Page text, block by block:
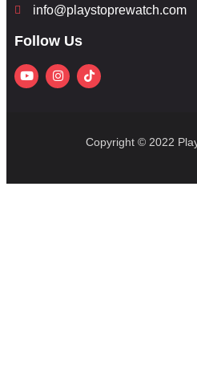
info@playstoprewatch.com
Follow Us
Copyright © 2022